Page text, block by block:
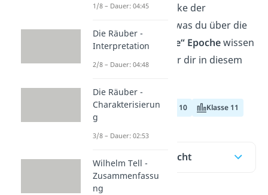
bekanntesten Werke der
Aufklärung. Alles, was du über die
„Nathan der Weise“ Epochewissen
musst, erklären wir dir in diesem
Klasse 9 Klasse 10 Klasse 11
Inhaltsübersicht
1/8 – Dauer: 04:45
Die Räuber -
Interpretation
2/8 – Dauer: 04:48
Die Räuber -
Charakterisierun
g
3/8 – Dauer: 02:53
Wilhelm Tell -
Zusammenfassu
ng